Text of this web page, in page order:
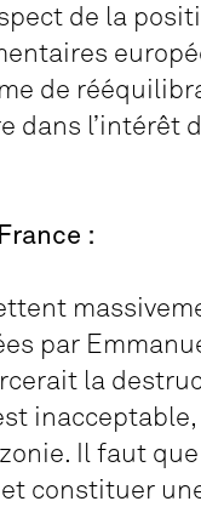
de la
de
dans l’intérêt
:
par
la
Il faut
constituer